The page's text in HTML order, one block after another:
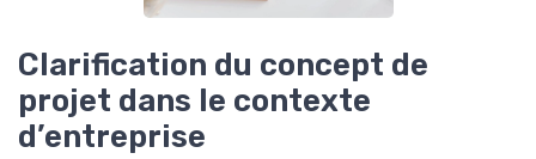
Clarification du concept de
projet dans le contexte
d’entreprise